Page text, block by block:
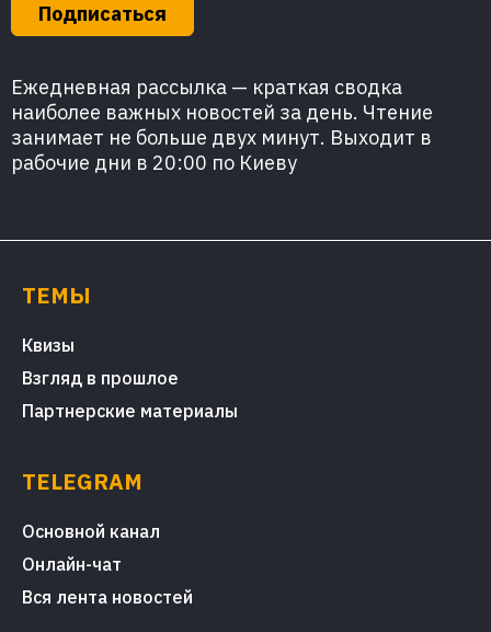
Подписаться
Ежедневная рассылка — краткая сводка
наиболее важных новостей за день. Чтение
занимает не больше двух минут. Выходит в
рабочие дни в 20:00 по Киеву
ТЕМЫ
Квизы
Взгляд в прошлое
Партнерские материалы
TELEGRAM
Основной канал
Онлайн-чат
Вся лента новостей